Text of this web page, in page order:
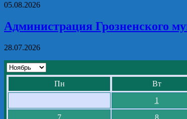
05.08.2026
Администрация Грозненского
28.07.2026
Пн Вт
1
7
8